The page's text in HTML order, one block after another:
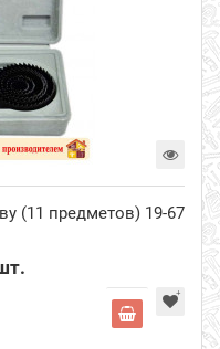
(11 предметов) 19-67